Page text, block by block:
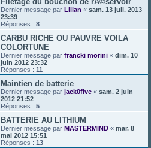
Dernier message par Lilian « sam. 13 juil. 2013
23:39
Réponses : 8
CARBU RICHE OU PAUVRE VOILA
COLORTUNE
Dernier message par francki morini « dim. 10
juin 2012 23:32
Réponses : 11
Maintien de batterie
Dernier message par jack0five « sam. 2 juin
2012 21:52
Réponses : 5
BATTERIE AU LITHIUM
Dernier message par MASTERMIND « mar. 8
mai 2012 15:51
Réponses : 13